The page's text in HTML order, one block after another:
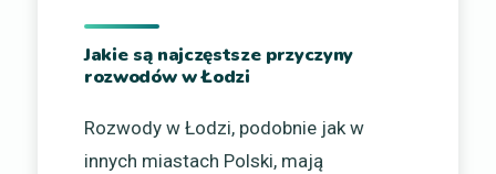
Jakie są najczęstsze przyczyny
rozwodów w Łodzi
Rozwody w Łodzi, podobnie jak w
innych miastach Polski, mają